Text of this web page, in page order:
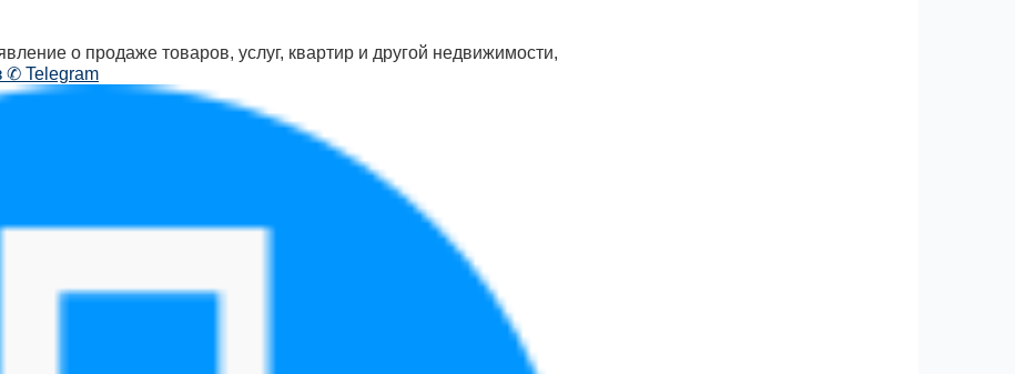
о продаже товаров, услуг, квартир и другой недвижимости,
✆ Telegram